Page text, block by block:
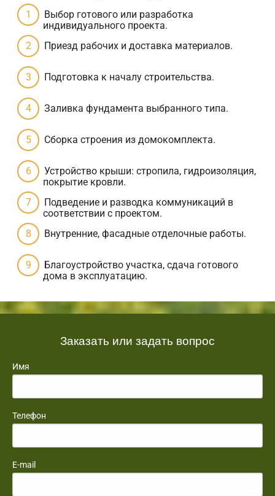
Выбор готового или разработка
индивидуального проекта.
Приезд рабочих и доставка материалов.
Подготовка к началу строительства.
Заливка фундамента выбранного типа.
Сборка строения из домокомплекта.
Устройство крыши: стропила, гидроизоляция,
покрытие кровли.
Подведение и разводка коммуникаций в
соответствии с проектом.
Внутренние, фасадные отделочные работы.
Благоустройство участка, сдача готового
дома в эксплуатацию.
Заказать или задать вопрос
Имя
Телефон
E-mail